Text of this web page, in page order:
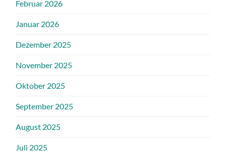
Februar 2026
Januar 2026
Dezember 2025
November 2025
Oktober 2025
September 2025
August 2025
Juli 2025